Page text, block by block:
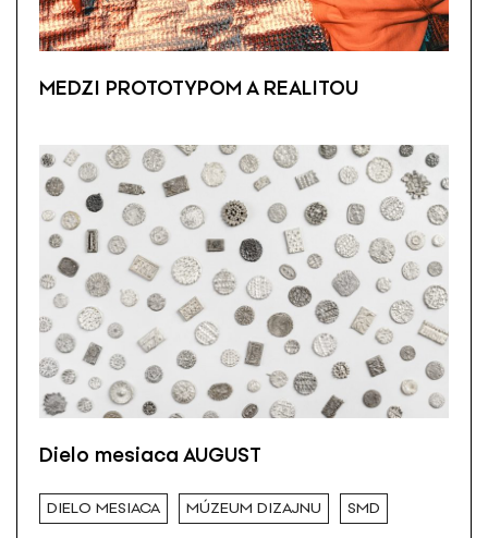
MEDZI PROTOTYPOM A REALITOU
Dielo mesiaca AUGUST
DIELO MESIACA MÚZEUM DIZAJNU SMD